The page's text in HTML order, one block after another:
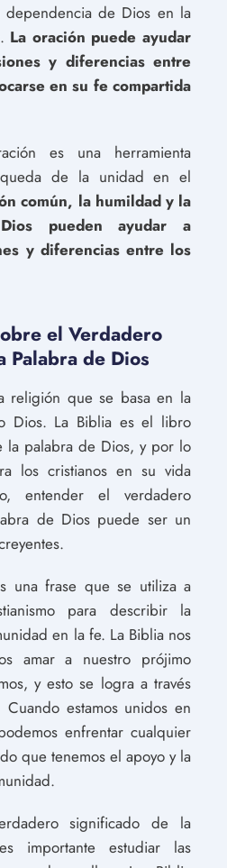
dependencia de Dios en la
La oración puede ayudar
y diferencias entre
en su fe compartida
es una herramienta
de la unidad en el
común, la humildad y la
pueden ayudar a
y diferencias entre los
el Verdadero
Palabra de Dios
religión que se basa en la
Dios. La Biblia es el libro
la palabra de Dios, y por lo
los cristianos en su vida
entender el verdadero
de Dios puede ser un
una frase que se utiliza a
para describir la
en la fe. La Biblia nos
amar a nuestro prójimo
y esto se logra a través
estamos unidos en
enfrentar cualquier
que tenemos el apoyo y la
significado de la
importante estudiar las